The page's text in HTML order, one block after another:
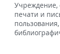
печати и